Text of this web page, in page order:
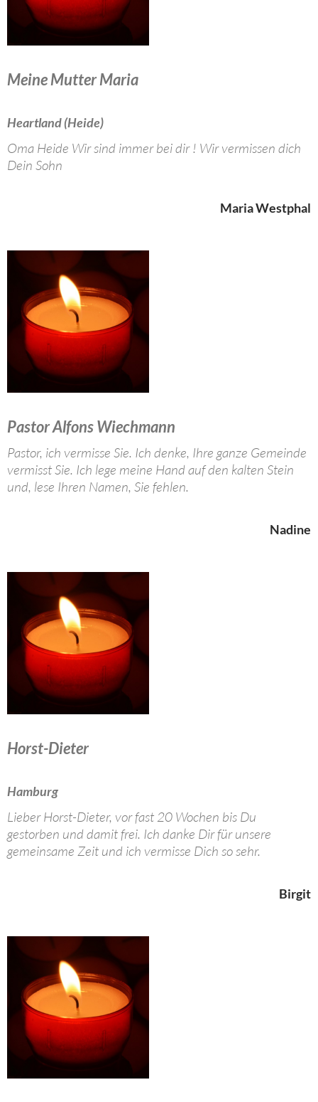
Meine Mutter Maria
Heartland (Heide)
Oma Heide Wir sind immer bei dir ! Wir vermissen dich
Dein Sohn
Maria Westphal
Pastor Alfons Wiechmann
Pastor, ich vermisse Sie. Ich denke, Ihre ganze Gemeinde
vermisst Sie. Ich lege meine Hand auf den kalten Stein
und, lese Ihren Namen, Sie fehlen.
Nadine
Horst-Dieter
Hamburg
Lieber Horst-Dieter, vor fast 20 Wochen bis Du
gestorben und damit frei. Ich danke Dir für unsere
gemeinsame Zeit und ich vermisse Dich so sehr.
Birgit